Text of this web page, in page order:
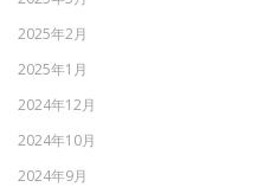
2025年2月
2025年1月
2024年12月
2024年10月
2024年9月